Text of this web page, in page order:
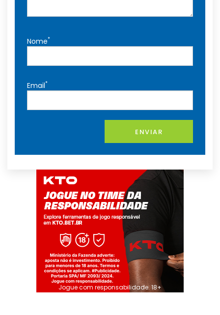
Nome*
Email*
ENVIAR
Jogue com responsabilidade. 18+